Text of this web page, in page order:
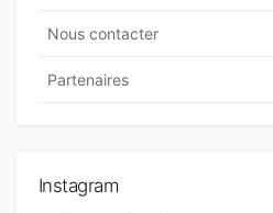
Nous contacter
Partenaires
Instagram